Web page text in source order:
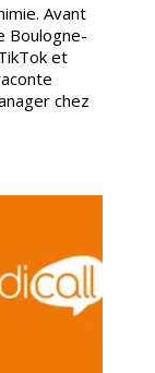
Avant
Boulogne-
et
chez